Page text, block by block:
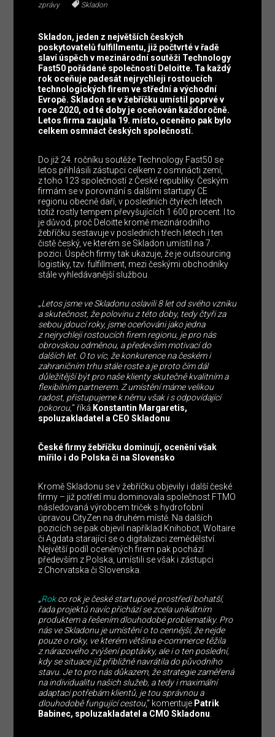
zprávy
Skladon
Skladon, jeden z největších českých
poskytovatelů fulfillmentu, již počtvrté v řadě
slaví úspěch v mezinárodní soutěži Technology
Fast50 pořádané společností Deloitte. Ta každý
rok oceňuje padesát nejrychleji rostoucích
technologických firem ve střední a východní
Evropě. Skladon se v žebříčku umístil poprvé v
roce 2020, od té doby je oceňován každoročně.
Letos firma zaujala 19. místo, oceněno pak bylo
celkem osmnáct českých společností.
Do již 24. ročníku soutěže Technology Fast50 se
letos přihlásili zástupci celkem z osmnácti zemí,
z toho 123 společností z České republiky. Českým
firmám se v porovnání s dalšími startupy CE
regionu obecně daří, v posledních čtyřech letech
totiž rostly tempem převyšujících 1 600 procent. I to
je důvod, proč Deloitte kromě mezinárodního
žebříčku sestavuje v posledních třech letech i ten
čistě český, ve kterém se Skladon umístil na 7.
pozici. Úspěch firmy tak ukazuje, že je outsourcing
logistiky, tzv. fulfillment, mezi českými obchodníky
stále vyhledávanější službou.
„Letos jsme ve Skladonu oslavili 8 let od svého vzniku
a skutečnost, že polovinu z této doby, tedy čtyři za
sebou jdoucí roky, jsme oceňováni jako jedna
z nejrychleji rostoucích firem regionu, je pro nás
obrovskou odměnou, a především motivací do
dalších let. O to víc, že konkurence na českém i
zahraničním trhu stále roste a je proto čím dál
důležitější být pro naše klienty skutečně kvalitním a
flexibilním partnerem. Z umístění máme velikou
radost, přistupujeme k němu však i s odpovídající
pokorou,“ říká Konstantin Margaretis,
spoluzakladatel a CEO Skladonu.
České firmy žebříčku dominují, ocenění však
mířilo i do Polska či na Slovensko
Kromě Skladonu se v žebříčku objevily i další české
firmy – již potřetí mu dominovala společnost FTMO
následovaná výrobcem triček s hydrofobní
úpravou CityZen na druhém místě. Na dalších
pozicích se pak objevil například Knihobot, Woltaire
či Agdata starající se o digitalizaci zemědělství.
Největší podíl oceněných firem pak pochází
především z Polska, umístili se však i zástupci
z Chorvatska či Slovenska.
„Rokco rok je české startupové prostředí bohatší,
řada projektů navíc přichází se zcela unikátním
produktem a řešením dlouhodobé problematiky. Pro
nás ve Skladonu je umístění o to cennější, že nejde
pouze o roky, ve kterém většina e-commerce těžila
z nárazového zvýšení poptávky, ale i o ten poslední,
kdy se situace již přibližně navrátila do původního
stavu. Je to pro nás důkazem, že strategie zaměřená
na individualitu našich služeb, a tedy i maximální
adaptaci potřebám klientů, je tou správnou a
dlouhodobě fungující cestou,“ komentuje Patrik
Babinec, spoluzakladatel a CMO Skladonu.